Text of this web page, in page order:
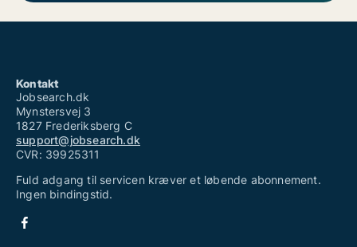
Kontakt
Jobsearch.dk
Mynstersvej 3
1827 Frederiksberg C
support@jobsearch.dk
CVR: 39925311
Fuld adgang til servicen kræver et løbende abonnement.
Ingen bindingstid.